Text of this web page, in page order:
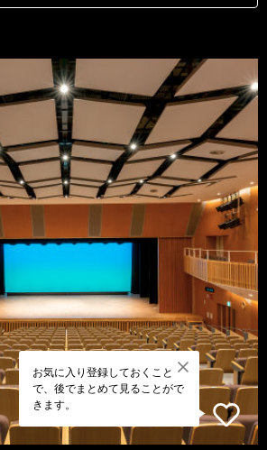
お気に入り登録しておくこと
で、後でまとめて見ることがで
きます。